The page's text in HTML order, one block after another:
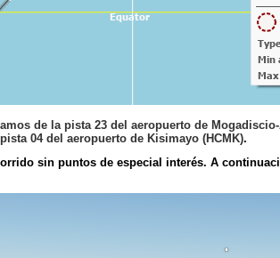
de la pista 23 del aeropuerto de
04 del aeropuerto de Kisimayo (HCMK).
sin puntos de especial interés. A